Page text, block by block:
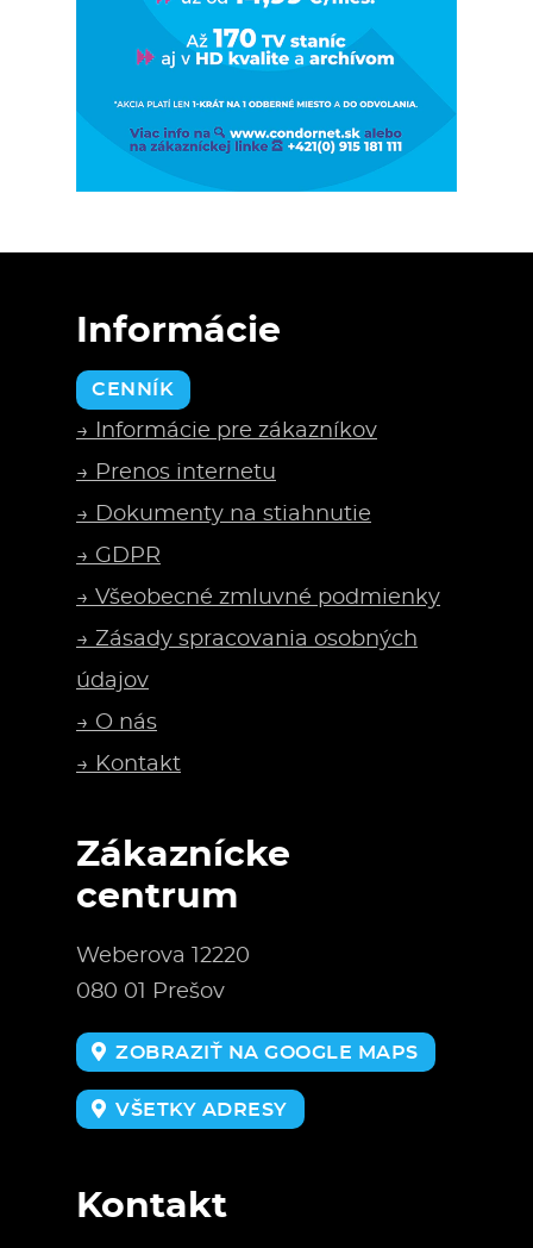
Informácie
CENNÍK
→ Informácie pre zákazníkov
→ Prenos internetu
→ Dokumenty na stiahnutie
→ GDPR
→ Všeobecné zmluvné podmienky
→ Zásady spracovania osobných
údajov
→ O nás
→ Kontakt
Zákaznícke
centrum
Weberova 12220
080 01 Prešov
ZOBRAZIŤ NA GOOGLE MAPS
VŠETKY ADRESY
Kontakt